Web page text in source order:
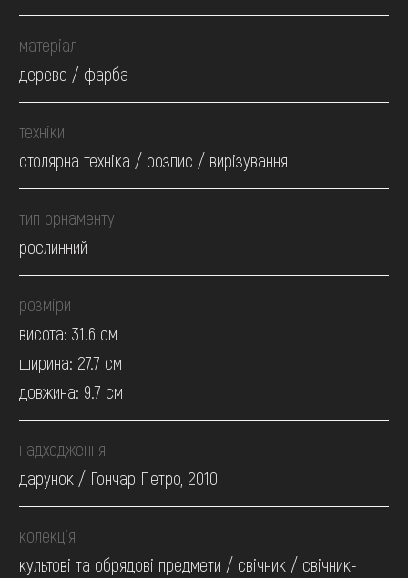
матеріал
дерево / фарба
техніки
столярна техніка / розпис / вирізування
тип орнаменту
рослинний
розміри
висота: 31.6 см
ширина: 27.7 см
довжина: 9.7 см
надходження
дарунок / Гончар Петро, 2010
колекція
культові та обрядові предмети / свічник / свічник-